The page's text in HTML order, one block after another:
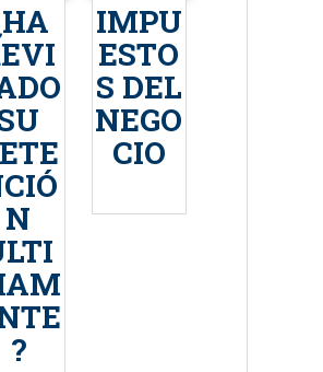
N
?
IMPU
ESTO
S DEL
NEGO
CIO